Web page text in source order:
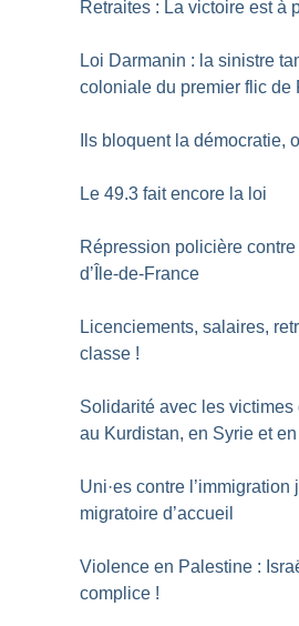
Retraites : La victoire est à
Loi Darmanin : la sinistre
coloniale du premier flic de
Ils bloquent la démocratie,
Le 49.3 fait encore la loi
Répression policière
d’Île-de-France
Licenciements, salaires,
classe !
Solidarité avec les
au Kurdistan, en Syrie et
Uni·es contre
migratoire d’accueil
Violence en Palestine :
complice !